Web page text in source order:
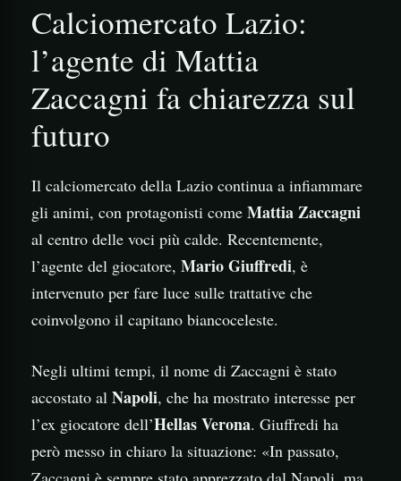
Calciomercato Lazio:
l’agente di Mattia
Zaccagni fa chiarezza sul
futuro
Il calciomercato della Lazio continua a infiammare
gli animi, con protagonisti come Mattia Zaccagni
al centro delle voci più calde. Recentemente,
l’agente del giocatore, Mario Giuffredi, è
intervenuto per fare luce sulle trattative che
coinvolgono il capitano biancoceleste.
Negli ultimi tempi, il nome di Zaccagni è stato
accostato al Napoli, che ha mostrato interesse per
l’ex giocatore dell’Hellas Verona. Giuffredi ha
però messo in chiaro la situazione: «In passato,